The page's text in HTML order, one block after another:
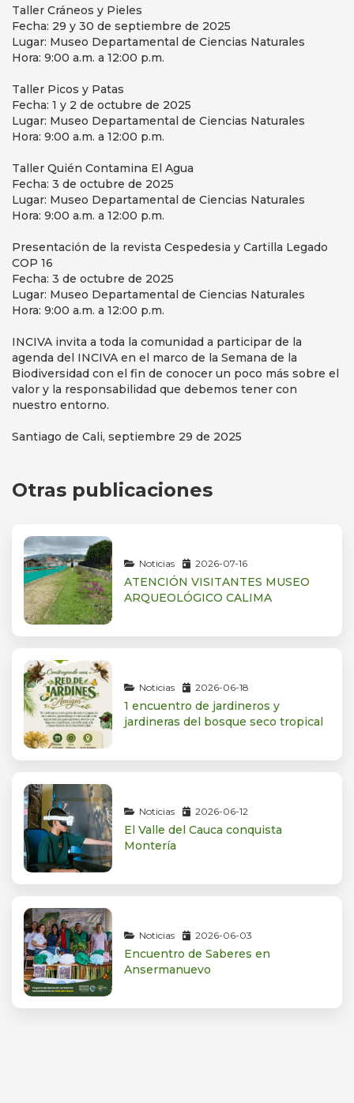
Taller Cráneos y Pieles
Fecha: 29 y 30 de septiembre de 2025
Lugar: Museo Departamental de Ciencias Naturales
Hora: 9:00 a.m. a 12:00 p.m.
Taller Picos y Patas
Fecha: 1 y 2 de octubre de 2025
Lugar: Museo Departamental de Ciencias Naturales
Hora: 9:00 a.m. a 12:00 p.m.
Taller Quién Contamina El Agua
Fecha: 3 de octubre de 2025
Lugar: Museo Departamental de Ciencias Naturales
Hora: 9:00 a.m. a 12:00 p.m.
Presentación de la revista Cespedesia y Cartilla Legado
COP 16
Fecha: 3 de octubre de 2025
Lugar: Museo Departamental de Ciencias Naturales
Hora: 9:00 a.m. a 12:00 p.m.
INCIVA invita a toda la comunidad a participar de la
agenda del INCIVA en el marco de la Semana de la
Biodiversidad con el fin de conocer un poco más sobre el
valor y la responsabilidad que debemos tener con
nuestro entorno.
Santiago de Cali, septiembre 29 de 2025
Otras publicaciones
Noticias 2026-07-16
ATENCIÓN VISITANTES MUSEO
ARQUEOLÓGICO CALIMA
Noticias 2026-06-18
1 encuentro de jardineros y
jardineras del bosque seco tropical
Noticias 2026-06-12
El Valle del Cauca conquista
Montería
Noticias 2026-06-03
Encuentro de Saberes en
Ansermanuevo